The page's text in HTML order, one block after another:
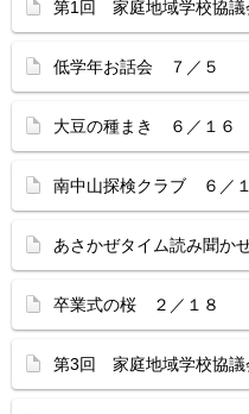
第1回 家庭地域学校協
低学年お話会 ７／５
大豆の種まき ６／１６
南中山探検クラブ ６／
あさかぜタイム読み聞か
卒業式の桜 ２／１８
第3回 家庭地域学校協